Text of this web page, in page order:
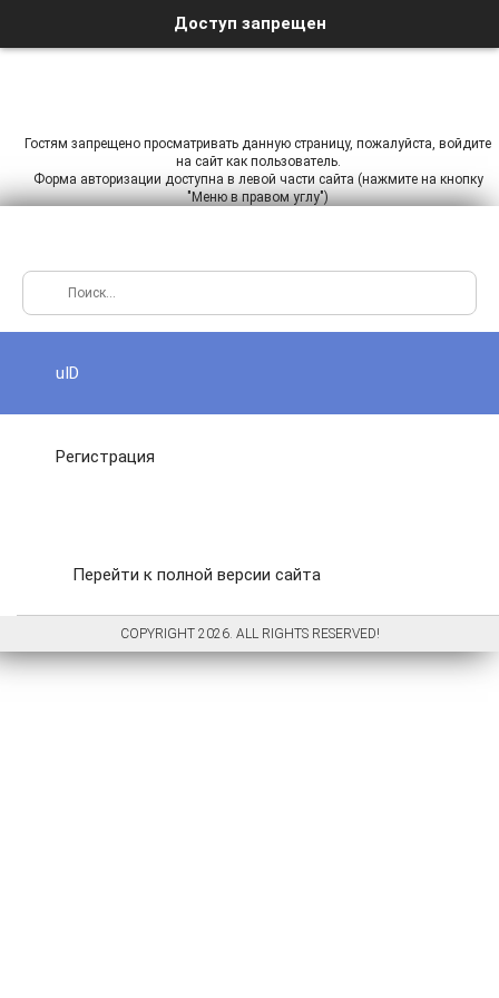
Доступ запрещен
Гостям запрещено просматривать данную страницу, пожалуйста, войдите
на сайт как пользователь.
Форма авторизации доступна в левой части сайта (нажмите на кнопку
"Меню в правом углу")
uID
Регистрация
Перейти к полной версии сайта
COPYRIGHT 2026. ALL RIGHTS RESERVED!